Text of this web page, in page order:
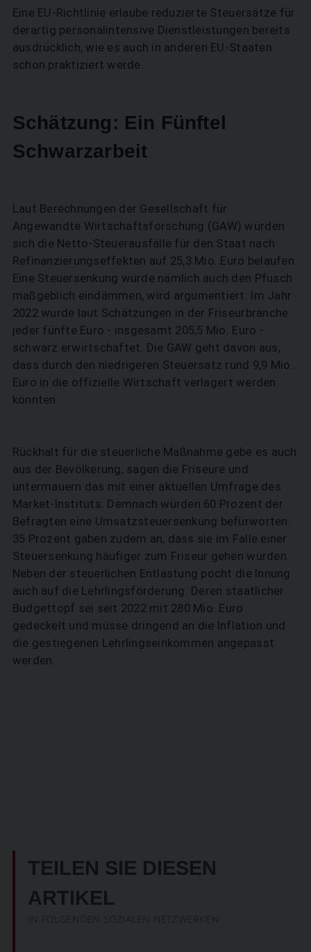
Eine EU-Richtlinie erlaube reduzierte Steuersätze für
derartig personalintensive Dienstleistungen bereits
ausdrücklich, wie es auch in anderen EU-Staaten
schon praktiziert werde.
Schätzung: Ein Fünftel
Schwarzarbeit
Laut Berechnungen der Gesellschaft für
Angewandte Wirtschaftsforschung (GAW) würden
sich die Netto-Steuerausfälle für den Staat nach
Refinanzierungseffekten auf 25,3 Mio. Euro belaufen.
Eine Steuersenkung würde nämlich auch den Pfusch
maßgeblich eindämmen, wird argumentiert. Im Jahr
2022 wurde laut Schätzungen in der Friseurbranche
jeder fünfte Euro - insgesamt 205,5 Mio. Euro -
schwarz erwirtschaftet. Die GAW geht davon aus,
dass durch den niedrigeren Steuersatz rund 9,9 Mio.
Euro in die offizielle Wirtschaft verlagert werden
könnten.
Rückhalt für die steuerliche Maßnahme gebe es auch
aus der Bevölkerung, sagen die Friseure und
untermauern das mit einer aktuellen Umfrage des
Market-Instituts. Demnach würden 60 Prozent der
Befragten eine Umsatzsteuersenkung befürworten.
35 Prozent gaben zudem an, dass sie im Falle einer
Steuersenkung häufiger zum Friseur gehen würden.
Neben der steuerlichen Entlastung pocht die Innung
auch auf die Lehrlingsförderung: Deren staatlicher
Budgettopf sei seit 2022 mit 280 Mio. Euro
gedeckelt und müsse dringend an die Inflation und
die gestiegenen Lehrlingseinkommen angepasst
werden.
TEILEN SIE DIESEN
ARTIKEL